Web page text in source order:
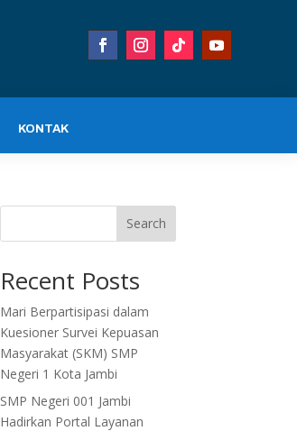
KONTAK
Search
Recent Posts
Mari Berpartisipasi dalam
Kuesioner Survei Kepuasan
Masyarakat (SKM) SMP
Negeri 1 Kota Jambi
SMP Negeri 001 Jambi
Hadirkan Portal Layanan